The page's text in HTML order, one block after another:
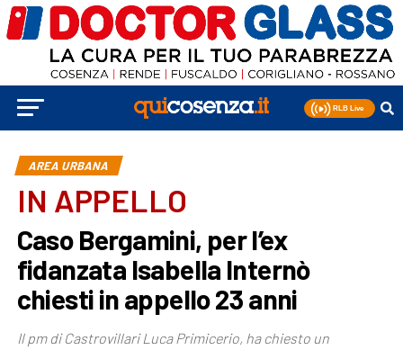
AREA URBANA
IN APPELLO
Caso Bergamini, per l’ex
fidanzata Isabella Internò
chiesti in appello 23 anni
Il pm di Castrovillari Luca Primicerio, ha chiesto un